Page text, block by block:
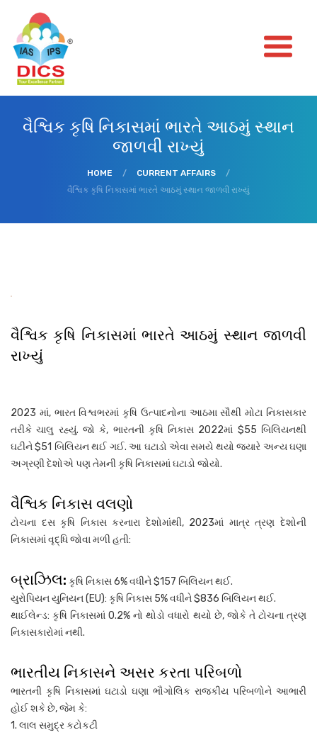
વૈશ્વિક કૃષિ નિકાસમાં ભારતે આઠમું સ્થાન
જાળવી રાખ્યું
HOME / CURRENT AFFAIRS
/
વૈશ્વિક કૃષિ નિકાસમાં ભારતે આઠમું સ્થાન જાળવી રાખ્યું
વૈશ્વિક કૃષિ નિકાસમાં ભારતે આઠમું સ્થાન જાળવી
રાખ્યું
2023 માં, ભારત વિશ્વભરમાં કૃષિ ઉત્પાદનોના આઠમા સૌથી મોટા નિકાસકાર
તરીકે ચાલુ રહ્યું. જો કે, ભારતની કૃષિ નિકાસ 2022માં $55 બિલિયનથી
ઘટીને $51 બિલિયન થઈ ગઈ. આ ઘટાડો એવા સમયે થયો જ્યારે અન્ય ઘણા
અગ્રણી દેશોએ પણ તેમની કૃષિ નિકાસમાં ઘટાડો જોયો.
વૈશ્વિક નિકાસ વલણો
ટોચના દસ કૃષિ નિકાસ કરનારા દેશોમાંથી, 2023માં માત્ર ત્રણ દેશોની
નિકાસમાં વૃદ્ધિ જોવા મળી હતી:
બ્રાઝિલ: કૃષિ નિકાસ 6% વધીને $157 બિલિયન થઈ.
યુરોપિયન યુનિયન (EU): કૃષિ નિકાસ 5% વધીને $836 બિલિયન થઈ.
થાઈલેન્ડ: કૃષિ નિકાસમાં 0.2% નો થોડો વધારો થયો છે, જોકે તે ટોચના ત્રણ
નિકાસકારોમાં નથી.
ભારતીય નિકાસને અસર કરતા પરિબળો
ભારતની કૃષિ નિકાસમાં ઘટાડો ઘણા ભૌગોલિક રાજકીય પરિબળોને આભારી
હોઈ શકે છે, જેમ કે:
1. લાલ સમુદ્ર કટોકટી